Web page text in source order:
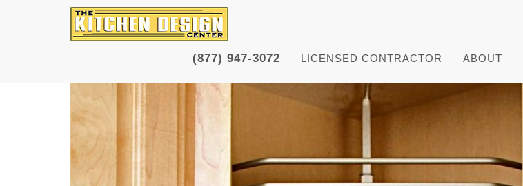
(877) 947-3072 LICENSED CONTRACTOR ABOUT